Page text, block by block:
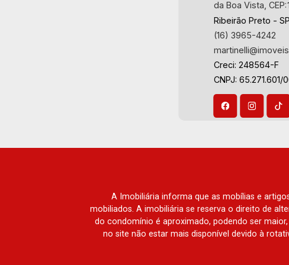
da Boa Vista, CEP:
Ribeirão Preto - SP
(16) 3965-4242
Creci: 248564-F
CNPJ: 65.271.601/
A Imobiliária informa que as mobílias e
mobiliados. A imobiliária se reserva o direito de
do condomínio é aproximado, podendo ser
no site não estar mais disponível devido à